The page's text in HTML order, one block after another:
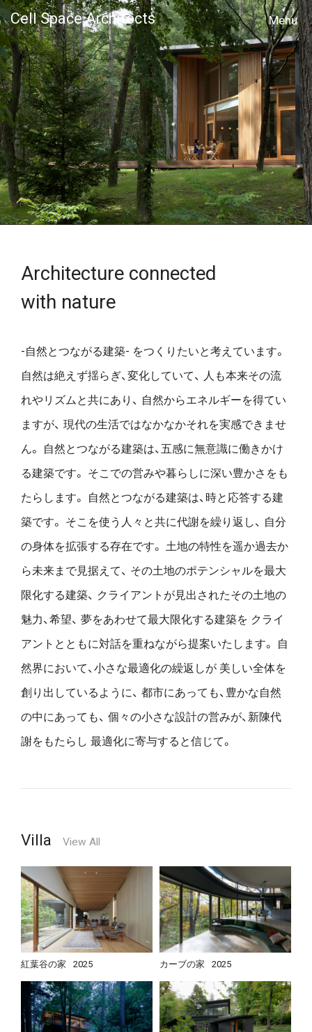
Cell Space Architects
MENU
Architecture connected
with nature
-自然とつながる建築- をつくりたいと考えています。
自然は絶えず揺らぎ、変化していて、
人も本来その流
れやリズムと共にあり、 自然からエネルギーを得てい
ますが、 現代の生活ではなかなかそれを実感できませ
ん。
自然とつながる建築は、五感に無意識に働きかけ
る建築です。 そこでの営みや暮らしに深い豊かさをも
たらします。
自然とつながる建築は、時と応答する建
築です。 そこを使う人々と共に代謝を繰り返し、 自分
の身体を拡張する存在です。 土地の特性を遥か過去か
ら未来まで見据えて、 その土地のポテンシャルを最大
限化する建築、 クライアントが見出されたその土地の
魅力、希望、 夢をあわせて最大限化する建築を クライ
アントとともに対話を重ねながら提案いたします。
自
然界において、小さな最適化の繰返しが 美しい全体を
創り出しているように、 都市にあっても、豊かな自然
の中にあっても、 個々の小さな設計の営みが、新陳代
謝をもたらし 最適化に寄与すると信じて。
Villa View All
紅葉谷の家 2025 カーブの家 2025